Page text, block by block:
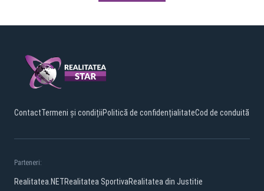
ContactTermeni și condițiiPolitică de confidențialitateCod de conduită
Parteneri:
Realitatea.NETRealitatea SportivaRealitatea din Justitie